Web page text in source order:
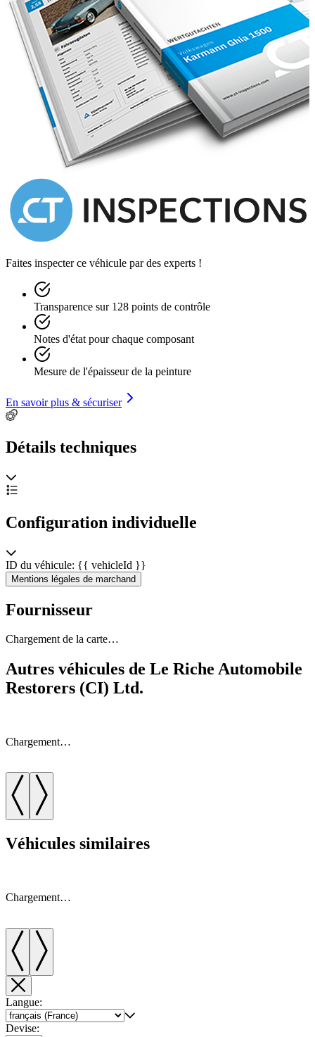
the chrome wire wheels, which have just been replaced. The
underside of the car is clean and solid with just a little surface
corrosion to be seen. The wooden floors (replaced during
restoration) are in excellent shape. Although not pictured here, the
car has a full hood, sidescreens and a tonneau cover.
The red interior is particularly smart, having been fully refurbished
as part of the restoration work and remains in very good condition.
The seats show little sign of use – as might be anticipated with
relatively little use under current ownership. The MGA has tailored
rubber mats fitted to protect the carpeting.
A very smart MGA, which looks well in its black paintwork and red
interior. The car runs and drives very well and is ready for a new
owner to enjoy.
There is a photo album covering the car’s earlier restoration,
together with a file of associated invoices and receipts. It comes with
indoor and outdoor car covers.
The car is currently Guernsey registered and we can assist with
shipping and importation processes if required. We can ship
worldwide.
Faites inspecter ce véhicule par des experts !
Transparence sur 128 points de contrôle
Notes d'état pour chaque composant
Mesure de l'épaisseur de la peinture
En savoir plus & sécuriser
Détails techniques
Configuration individuelle
ID du véhicule: {{ vehicleId }}
Mentions légales de marchand
Fournisseur
Chargement de la carte…
Autres véhicules de Le Riche Automobile
Restorers (CI) Ltd.
Chargement…
Véhicules similaires
Chargement…
Langue:
Devise: